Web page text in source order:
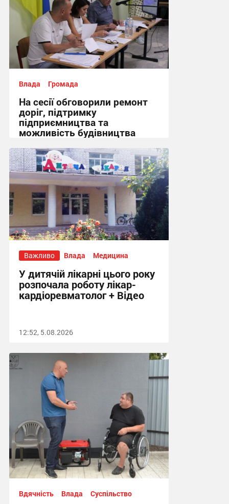
Влада Громада
На сесії обговорили ремонт
доріг, підтримку
підприємництва та
можливість будівництва
14:43, 5.08.2026
Важливо Влада Медицина
У дитячій лікарні цього року
розпочала роботу лікар-
кардіоревматолог + Відео
12:52, 5.08.2026
Вдячність Влада Суспільство